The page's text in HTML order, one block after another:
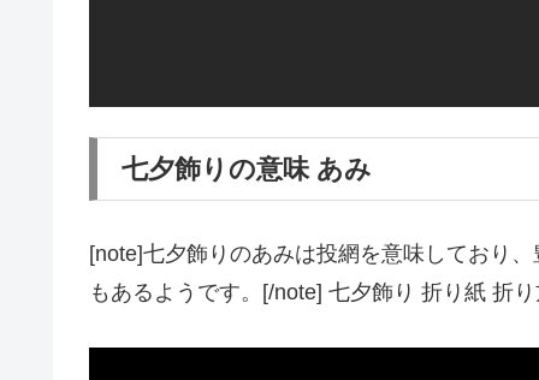
七夕飾りの意味 あみ
[note]七夕飾りのあみは投網を意味しており
もあるようです。[/note] 七夕飾り 折り紙 折